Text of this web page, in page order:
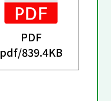
PDF
pdf/839.4KB